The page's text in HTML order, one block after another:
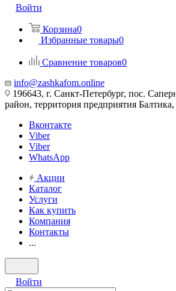
Войти
Корзина0
Избранные товары0
Сравнение товаров0
info@zashkafom.online
196643, г. Санкт-Петербург, пос.
район, территория предприятия
Вконтакте
Viber
Viber
WhatsApp
Акции
Каталог
Услуги
Как купить
Компания
Контакты
...
Войти